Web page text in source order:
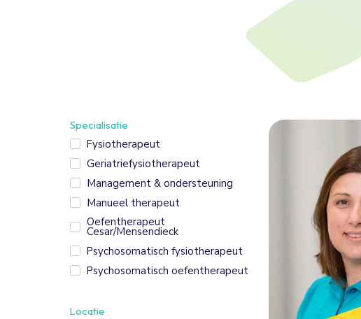
Specialisatie
Fysiotherapeut
Geriatriefysiotherapeut
Management & ondersteuning
Manueel therapeut
Oefentherapeut
Cesar/Mensendieck
Psychosomatisch fysiotherapeut
Psychosomatisch oefentherapeut
Locatie